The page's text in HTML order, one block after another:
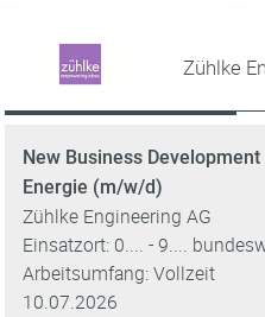
Zühlke
New Business
Energie (m/w/d)
Zühlke Engineering AG
Einsatzort: 0.... - 9....
Arbeitsumfang: Vollzeit
10.07.2026